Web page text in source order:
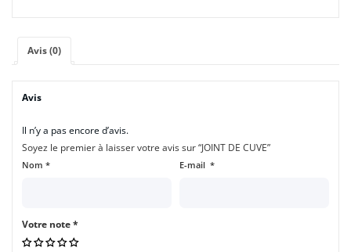
Avis (0)
Avis
Il n’y a pas encore d’avis.
Soyez le premier à laisser votre avis sur “JOINT DE CUVE”
Nom * E-mail *
Votre note*